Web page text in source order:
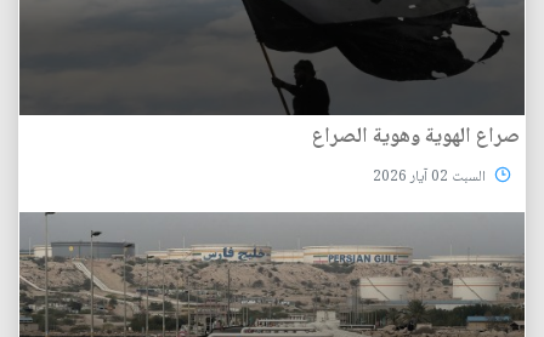
صراع الهوية وهوية الصراع
السبت 02 آيار 2026